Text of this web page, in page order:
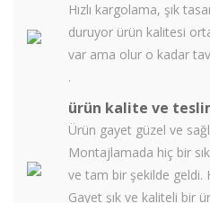
Hızlı kargolama, şık
duruyor ürün kalitesi
var ama olur o kadar
.
ürün kalite ve
Ürün gayet güzel ve
Montajlamada hiç bir
ve tam bir şekilde geldi.
Gayet şık ve kaliteli bir